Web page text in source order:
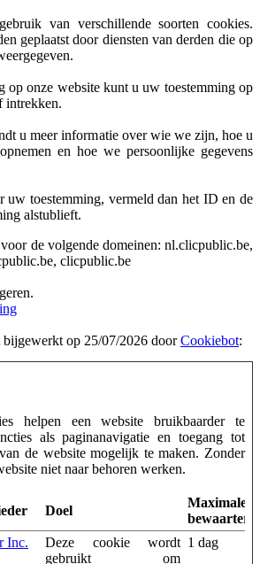
van verschillende soorten cookies.
geplaatst door diensten van derden die op
op onze website kunt u uw toestemming op
intrekken.
u meer informatie over wie we zijn, hoe u
en hoe we persoonlijke gegevens
uw toestemming, vermeld dan het ID en de
alstublieft.
de volgende domeinen: nl.clicpublic.be,
clicpublic.be
op 25/07/2026 doorCookiebot:
helpen een website bruikbaarder te
als paginanavigatie en toegang tot
de website mogelijk te maken. Zonder
niet naar behoren werken.
Doel
Maximale
Inc.
Deze cookie wordt
gebruikt om
1 dag